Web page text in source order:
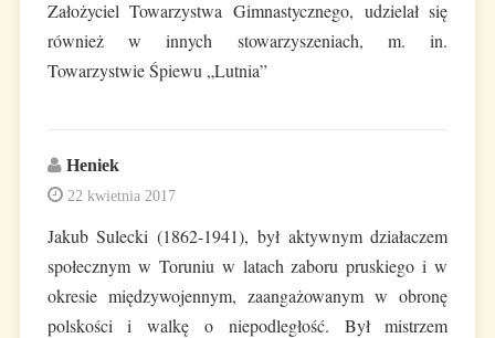
Założyciel Towarzystwa Gimnastycznego, udzielał się
również w innych stowarzyszeniach, m. in.
Towarzystwie Śpiewu „Lutnia”
Heniek
22 kwietnia 2017
Jakub Sulecki (1862-1941), był aktywnym działaczem
społecznym w Toruniu w latach zaboru pruskiego i w
okresie międzywojennym, zaangażowanym w obronę
polskości i walkę o niepodległość. Był mistrzem